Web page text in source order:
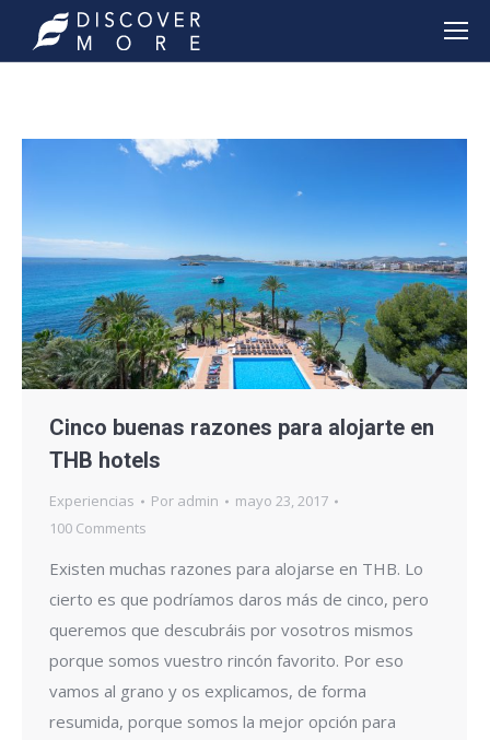
Cinco buenas razones para alojarte en
THB hotels
Experiencias Por admin
mayo 23, 2017
100 Comments
Existen muchas razones para alojarse en THB. Lo
cierto es que podríamos daros más de cinco, pero
queremos que descubráis por vosotros mismos
porque somos vuestro rincón favorito. Por eso
vamos al grano y os explicamos, de forma
resumida, porque somos la mejor opción para